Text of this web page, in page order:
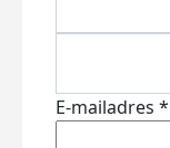
E-mailadres *